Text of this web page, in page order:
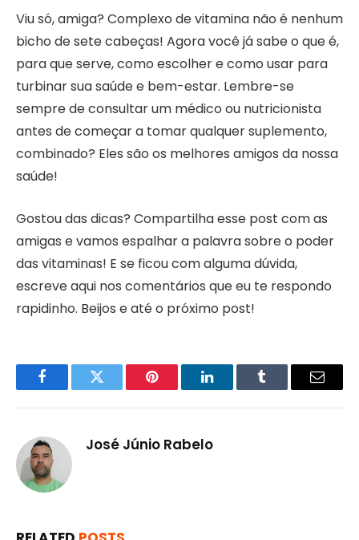
Viu só, amiga? Complexo de vitamina não é nenhum
bicho de sete cabeças! Agora você já sabe o que é,
para que serve, como escolher e como usar para
turbinar sua saúde e bem-estar. Lembre-se
sempre de consultar um médico ou nutricionista
antes de começar a tomar qualquer suplemento,
combinado? Eles são os melhores amigos da nossa
saúde!
Gostou das dicas? Compartilha esse post com as
amigas e vamos espalhar a palavra sobre o poder
das vitaminas! E se ficou com alguma dúvida,
escreve aqui nos comentários que eu te respondo
rapidinho. Beijos e até o próximo post!
FacebookTwitter Pinterest LinkedInTumblr Email
José Júnio Rabelo